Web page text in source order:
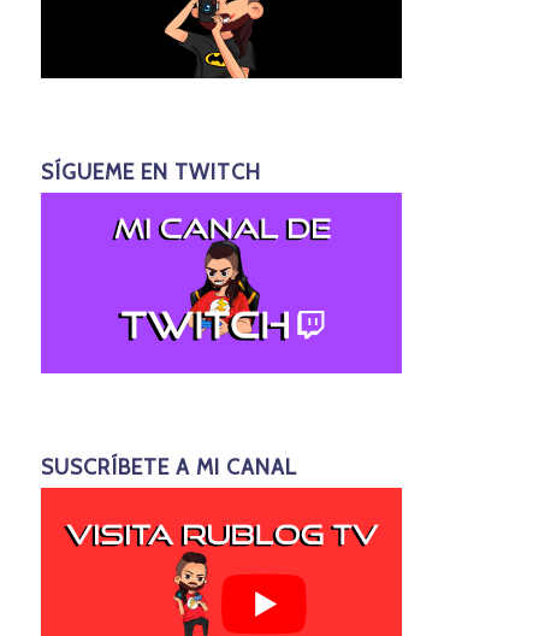
SÍGUEME EN TWITCH
SUSCRÍBETE A MI CANAL